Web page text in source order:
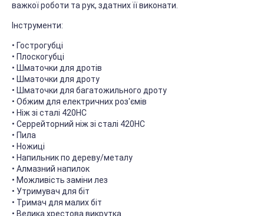
важкої роботи та рук, здатних її виконати.
Інструменти:
• Гострогубці
• Плоскогубці
• Шматочки для дротів
• Шматочки для дроту
• Шматочки для багатожильного дроту
• Обжим для електричних роз'ємів
• Ніж зі сталі 420HC
• Серрейторний ніж зі сталі 420HC
• Пила
• Ножиці
• Напильник по дереву/металу
• Алмазний напилок
• Можливість заміни лез
• Утримувач для біт
• Тримач для малих біт
• Велика хрестова викрутка